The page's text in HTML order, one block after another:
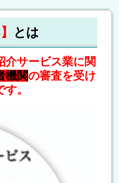
とは
介サービス業に関
機関の審査を受け
。